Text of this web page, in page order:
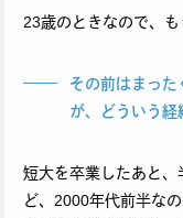
23歳のときなので、も
その前はまっ
が、どういう経
短大を卒業したあと
ど、2000年代前半な